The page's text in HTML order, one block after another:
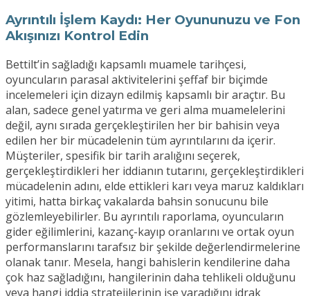
Ayrıntılı İşlem Kaydı: Her Oyununuzu ve Fon
Akışınızı Kontrol Edin
Bettilt’in sağladığı kapsamlı muamele tarihçesi,
oyuncuların parasal aktivitelerini şeffaf bir biçimde
incelemeleri için dizayn edilmiş kapsamlı bir araçtır. Bu
alan, sadece genel yatırma ve geri alma muamelelerini
değil, aynı sırada gerçekleştirilen her bir bahisin veya
edilen her bir mücadelenin tüm ayrıntılarını da içerir.
Müşteriler, spesifik bir tarih aralığını seçerek,
gerçekleştirdikleri her iddianın tutarını, gerçekleştirdikleri
mücadelenin adını, elde ettikleri karı veya maruz kaldıkları
yitimi, hatta birkaç vakalarda bahsin sonucunu bile
gözlemleyebilirler. Bu ayrıntılı raporlama, oyuncuların
gider eğilimlerini, kazanç-kayıp oranlarını ve ortak oyun
performanslarını tarafsız bir şekilde değerlendirmelerine
olanak tanır. Mesela, hangi bahislerin kendilerine daha
çok haz sağladığını, hangilerinin daha tehlikeli olduğunu
veya hangi iddia stratejilerinin işe yaradığını idrak